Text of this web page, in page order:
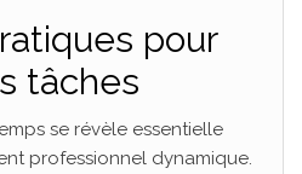
pour
tâches
se révèle essentielle
professionnel dynamique.